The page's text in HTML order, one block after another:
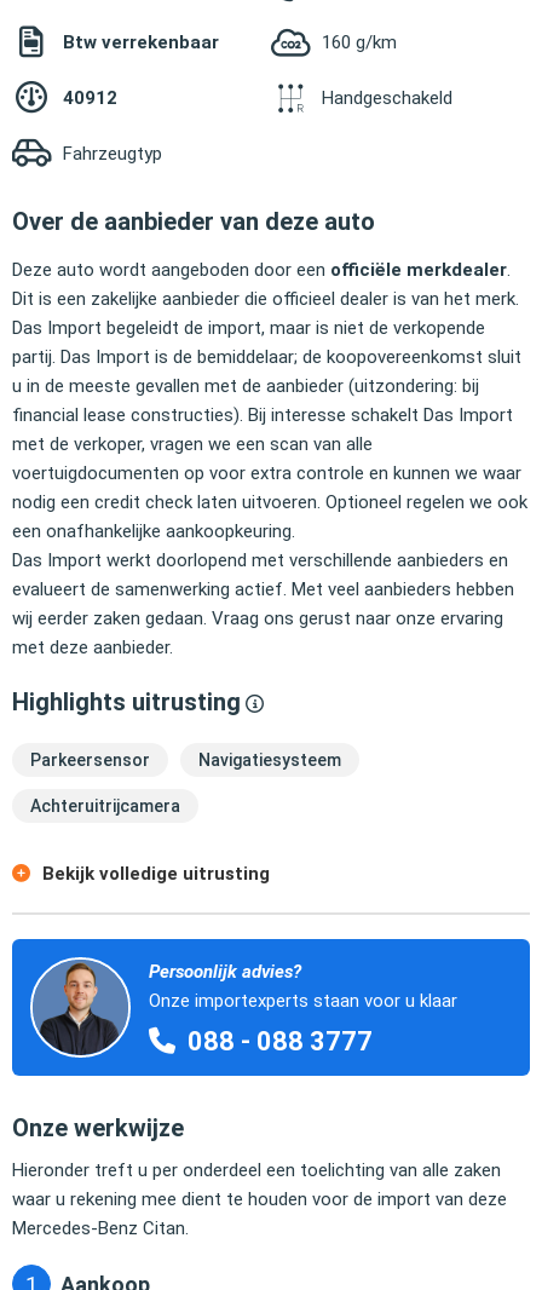
Btw verrekenbaar 160 g/km
40912 Handgeschakeld
Fahrzeugtyp
Over de aanbieder van deze auto
Deze auto wordt aangeboden door een officiële merkdealer
Dit is een zakelijke aanbieder die officieel dealer is van het merk.
Das Import begeleidt de import, maar is niet de verkopende
partij. Das Import is de bemiddelaar; de koopovereenkomst sluit
u in de meeste gevallen met de aanbieder (uitzondering: bij
financial lease constructies). Bij interesse schakelt Das Import
met de verkoper, vragen we een scan van alle
voertuigdocumenten op voor extra controle en kunnen we waar
nodig een credit check laten uitvoeren. Optioneel regelen we ook
een onafhankelijke aankoopkeuring.
Das Import werkt doorlopend met verschillende aanbieders en
evalueert de samenwerking actief. Met veel aanbieders hebben
wij eerder zaken gedaan. Vraag ons gerust naar onze ervaring
met deze aanbieder.
Highlights uitrusting
Parkeersensor Navigatiesysteem
Achteruitrijcamera
Bekijk volledige uitrusting
Persoonlijk advies?
Onze importexperts staan voor u klaar
088 - 088 3777
Onze werkwijze
Hieronder treft u per onderdeel een toelichting van alle zaken
waar u rekening mee dient te houden voor de import van deze
Mercedes-Benz Citan.
Aankoop